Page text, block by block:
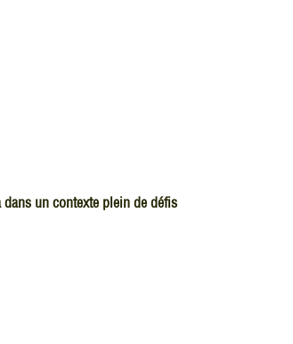
dans un contexte plein de défis